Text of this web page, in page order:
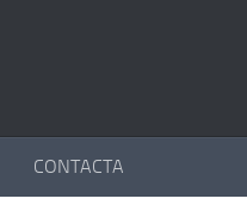
CONTACTA